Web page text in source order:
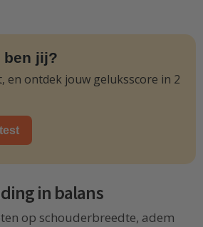
ben jij?
en ontdek jouw geluksscore in 2
in balans
op schouderbreedte, adem